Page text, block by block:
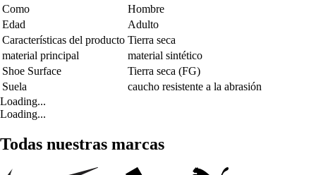
Como
Hombre
Edad
Adulto
Características del producto Tierra seca
material principal
material sintético
Shoe Surface
Tierra seca (FG)
Suela
caucho resistente a la abrasión
Loading...
Loading...
Todas nuestras marcas